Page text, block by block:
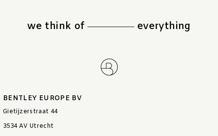
we think of everything
BENTLEY EUROPE BV
Gietijzerstraat 44
3534 AV Utrecht